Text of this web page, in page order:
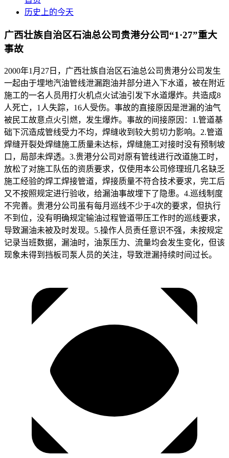
历史上的今天
广西壮族自治区石油总公司贵港分公司“1·27”重大
事故
2000年1月27日，广西壮族自治区石油总公司贵港分公司发生
一起由于埋地汽油管线泄漏跑油并部分进入下水道，被在附近
施工的一名人员用打火机点火试油引发下水道爆炸。共造成8
人死亡，1人失踪，16人受伤。事故的直接原因是泄漏的油气
被民工故意点火引燃，发生爆炸。事故的间接原因：1.管道基
础下沉造成管线受力不均，焊缝收到较大剪切力影响。2.管道
焊缝开裂处焊缝施工质量未达标，焊缝施工对接时没有预制坡
口，局部未焊透。3.贵港分公司对原有管线进行改道施工时，
放松了对施工队伍的资质要求，仅使用本公司修理班几名缺乏
施工经验的焊工焊接管道，焊接质量不符合技术要求，完工后
又不按照规定进行验收，给漏油事故埋下了隐患。4.巡线制度
不完善。贵港分公司虽有每月巡线不少于4次的要求，但执行
不到位，没有明确规定输油过程管道带压工作时的巡线要求，
导致漏油未被及时发现。5.操作人员责任意识不强，未按规定
记录当班数据，漏油时，油泵压力、流量均会发生变化，但该
现象未得到挡板司泵人员的关注，导致泄漏持续时间过长。